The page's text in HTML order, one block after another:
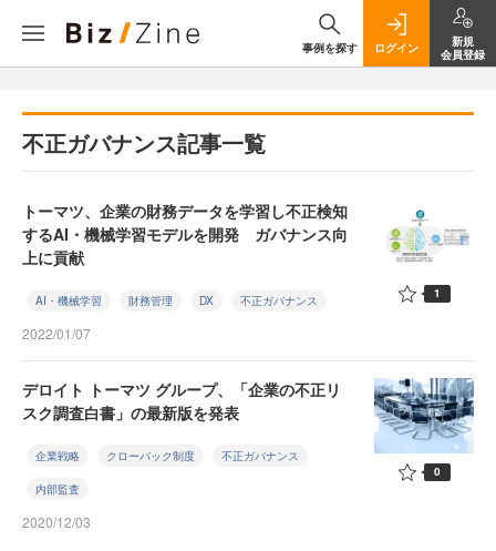
事例を探す ログイン
新規
会員登録
不正ガバナンス記事一覧
トーマツ、企業の財務データを学習し不正検知
するAI・機械学習モデルを開発 ガバナンス向
上に貢献
AI・機械学習 財務管理 DX 不正ガバナンス
2022/01/07
1
デロイト トーマツ グループ、「企業の不正リ
スク調査白書」の最新版を発表
企業戦略 クローバック制度 不正ガバナンス
内部監査
2020/12/03
0